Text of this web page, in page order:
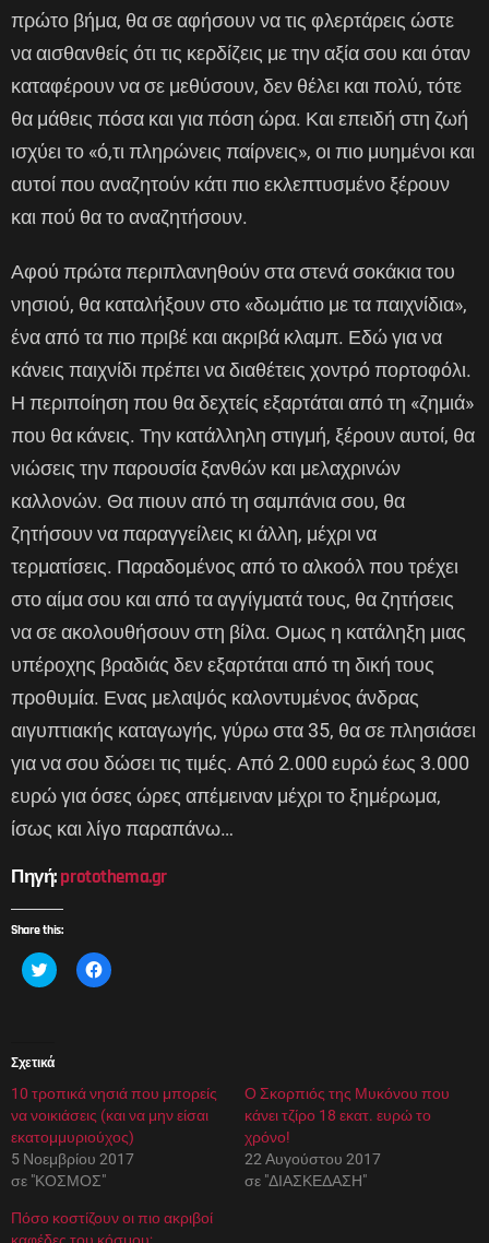
πρώτο βήμα, θα σε αφήσουν να τις φλερτάρεις ώστε
να αισθανθείς ότι τις κερδίζεις με την αξία σου και όταν
καταφέρουν να σε μεθύσουν, δεν θέλει και πολύ, τότε
θα μάθεις πόσα και για πόση ώρα. Και επειδή στη ζωή
ισχύει το «ό,τι πληρώνεις παίρνεις», οι πιο μυημένοι και
αυτοί που αναζητούν κάτι πιο εκλεπτυσμένο ξέρουν
και πού θα το αναζητήσουν.
Αφού πρώτα περιπλανηθούν στα στενά σοκάκια του
νησιού, θα καταλήξουν στο «δωμάτιο με τα παιχνίδια»,
ένα από τα πιο πριβέ και ακριβά κλαμπ. Εδώ για να
κάνεις παιχνίδι πρέπει να διαθέτεις χοντρό πορτοφόλι.
Η περιποίηση που θα δεχτείς εξαρτάται από τη «ζημιά»
που θα κάνεις. Την κατάλληλη στιγμή, ξέρουν αυτοί, θα
νιώσεις την παρουσία ξανθών και μελαχρινών
καλλονών. Θα πιουν από τη σαμπάνια σου, θα
ζητήσουν να παραγγείλεις κι άλλη, μέχρι να
τερματίσεις. Παραδομένος από το αλκοόλ που τρέχει
στο αίμα σου και από τα αγγίγματά τους, θα ζητήσεις
να σε ακολουθήσουν στη βίλα. Ομως η κατάληξη μιας
υπέροχης βραδιάς δεν εξαρτάται από τη δική τους
προθυμία. Ενας μελαψός καλοντυμένος άνδρας
αιγυπτιακής καταγωγής, γύρω στα 35, θα σε πλησιάσει
για να σου δώσει τις τιμές. Από 2.000 ευρώ έως 3.000
ευρώ για όσες ώρες απέμειναν μέχρι το ξημέρωμα,
ίσως και λίγο παραπάνω…
Πηγή:protothema.gr
Share this:
Κ
λ
α
κ
ι
ν
ο
π
ο
ί
η
σ
τ
Π
α
α
κ
ο
ι
ν
ο
π
η
σ
Σχετικά
10 τροπικά νησιά που μπορείς
να νοικιάσεις (και να μην είσαι
εκατομμυριούχος)
5 Νοεμβρίου 2017
σε "ΚΟΣΜΟΣ"
Ο Σκορπιός της Μυκόνου που
κάνει τζίρο 18 εκατ. ευρώ το
χρόνο!
22 Αυγούστου 2017
σε "ΔΙΑΣΚΕΔΑΣΗ"
Πόσο κοστίζουν οι πιο ακριβοί
καφέδες του κόσμου;